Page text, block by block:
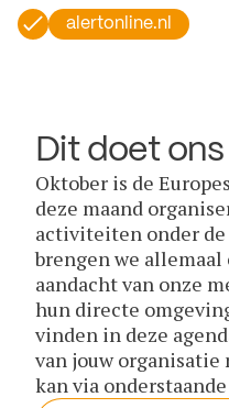
alertonline.nl
Dit doet
Oktober is de
deze maand
activiteiten onder
brengen we
aandacht van onze
hun directe
vinden in deze
van jouw organisatie
kan via